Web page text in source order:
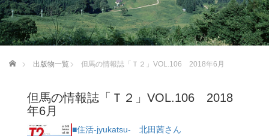
g
a
t
i
ホーム 出版物一覧 但馬の情報誌「Ｔ２」VOL.106 2018年6月
但馬の情報誌「Ｔ２」VOL.106 2018
年6月
■住活-jyukatsu- 北田茜さん